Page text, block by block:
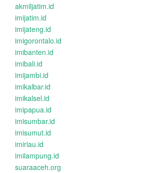
akmiljatim.id
imijatim.id
imijateng.id
imigorontalo.id
imibanten.id
imibali.id
imijambi.id
imikalbar.id
imikalsel.id
imipapua.id
imisumbar.id
imisumut.id
imiriau.id
imilampung.id
suaraaceh.org